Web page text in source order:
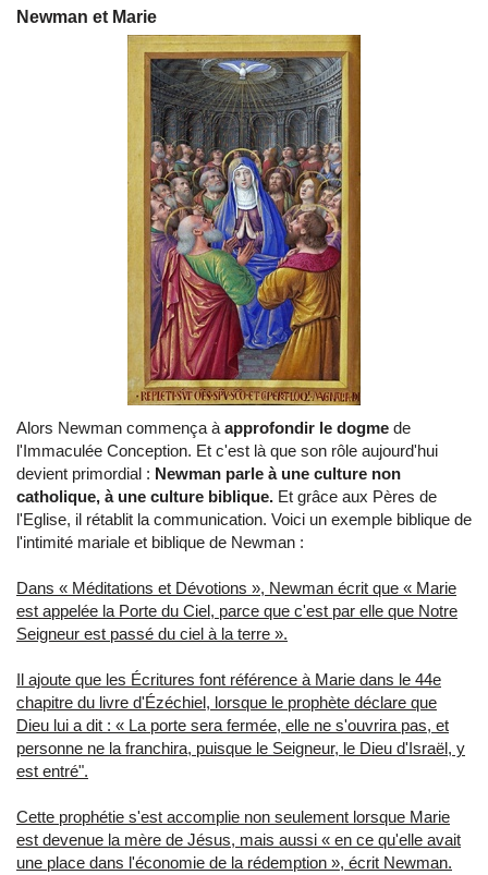
Newman et Marie
Alors Newman commença à approfondir le dogme de
l'Immaculée Conception. Et c'est là que son rôle aujourd'hui
devient primordial : Newman parle à une culture non
catholique, à une culture biblique. Et grâce aux Pères de
l'Eglise, il rétablit la communication. Voici un exemple biblique de
l'intimité mariale et biblique de Newman :
Dans « Méditations et Dévotions », Newman écrit que « Marie
est appelée la Porte du Ciel, parce que c'est par elle que Notre
Seigneur est passé du ciel à la terre ».
Il ajoute que les Écritures font référence à Marie dans le 44e
chapitre du livre d'Ézéchiel, lorsque le prophète déclare que
Dieu lui a dit : « La porte sera fermée, elle ne s'ouvrira pas, et
personne ne la franchira, puisque le Seigneur, le Dieu d'Israël, y
est entré".
Cette prophétie s'est accomplie non seulement lorsque Marie
est devenue la mère de Jésus, mais aussi « en ce qu'elle avait
une place dans l'économie de la rédemption », écrit Newman.